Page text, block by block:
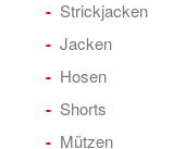
Strickjacken
Jacken
Hosen
Shorts
Mützen